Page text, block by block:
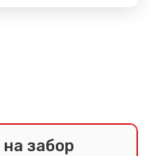
на забор